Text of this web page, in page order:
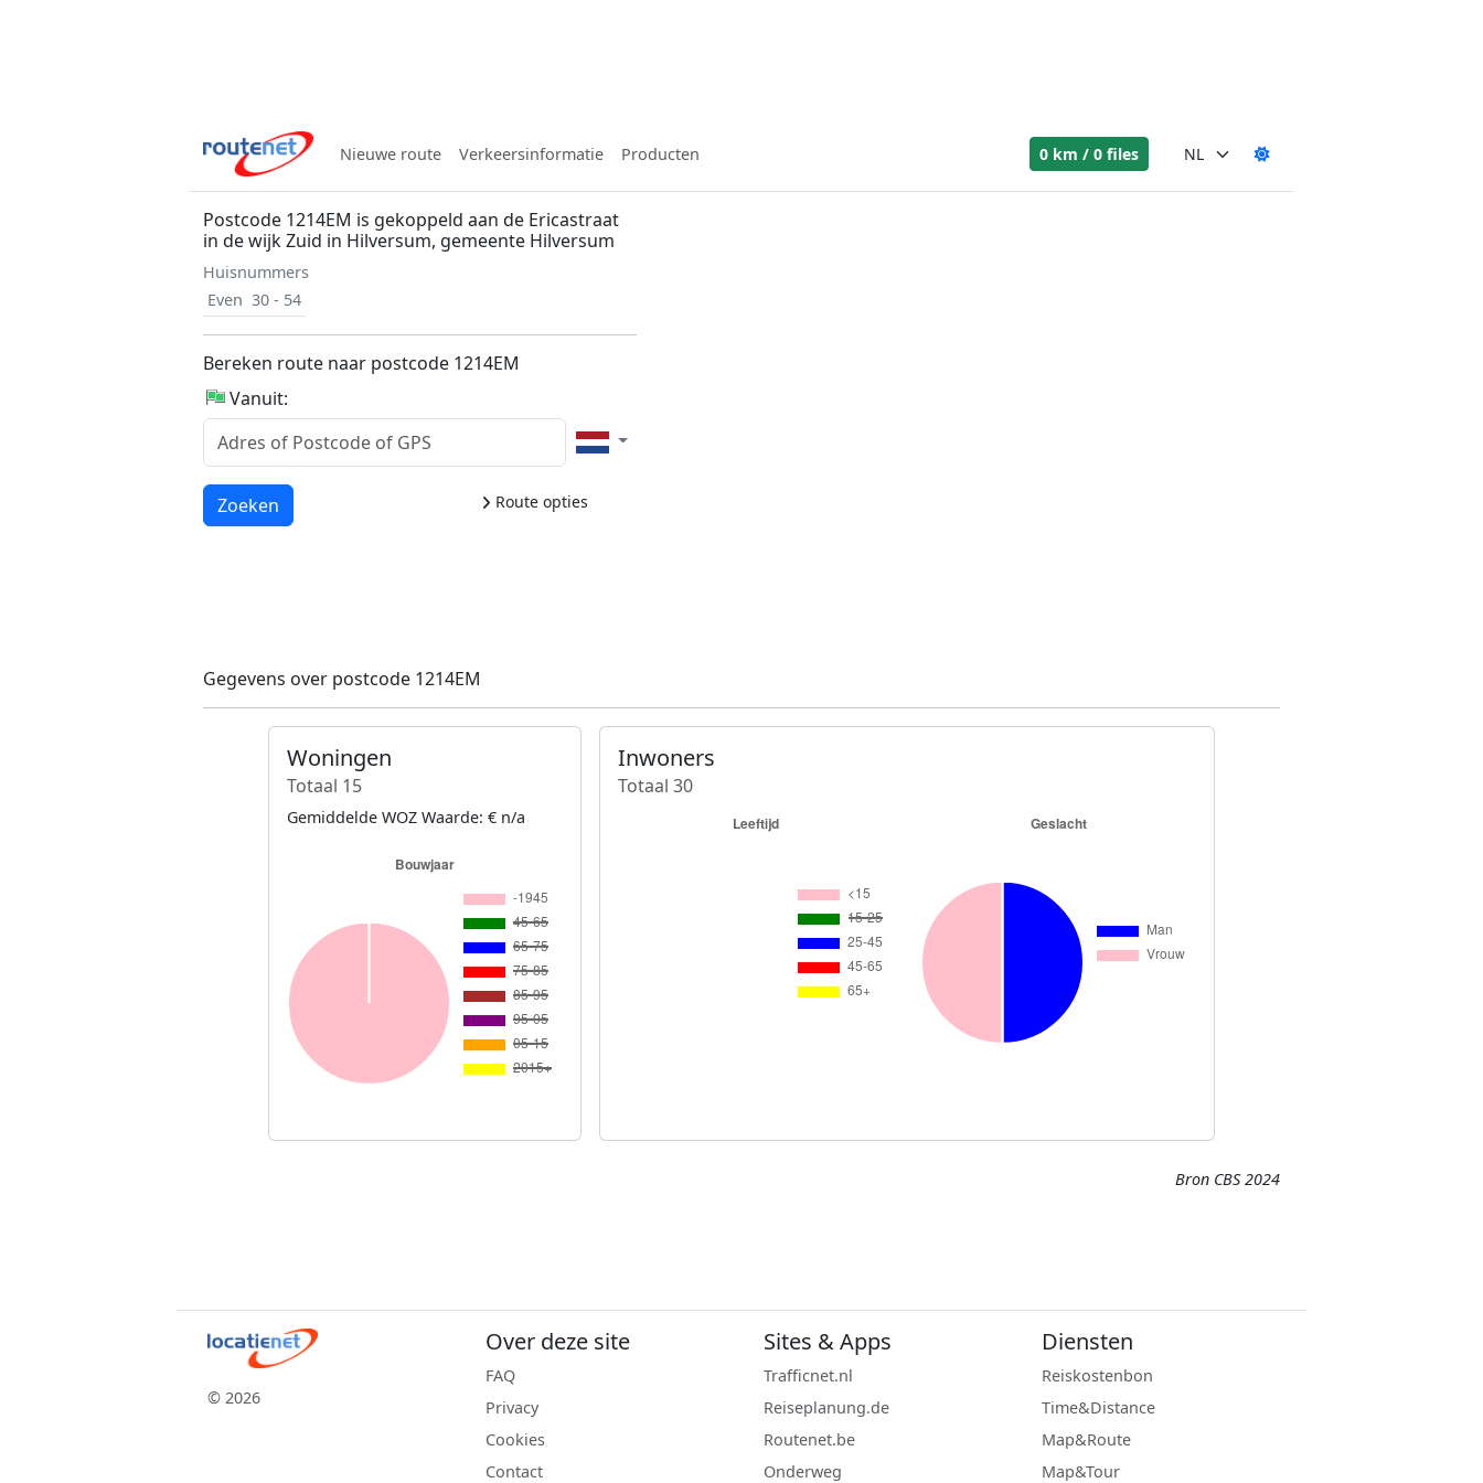
Nieuwe route Verkeersinformatie Producten 0 km / 0 files
Postcode 1214EM is gekoppeld aan de Ericastraat
in de wijk Zuid in Hilversum, gemeente Hilversum
Huisnummers
Even 30 - 54
Bereken route naar postcode 1214EM
Vanuit:
Route opties
Laden...
Zoeken
Gegevens over postcode 1214EM
Woningen
Totaal 15
Gemiddelde WOZ Waarde: € n/a
Inwoners
Totaal 30
Bron CBS 2024
© 2026
Over deze site
FAQ
Privacy
Cookies
Contact
Sites & Apps
Trafficnet.nl
Reiseplanung.de
Routenet.be
Onderweg
Diensten
Reiskostenbon
Time&Distance
Map&Route
Map&Tour